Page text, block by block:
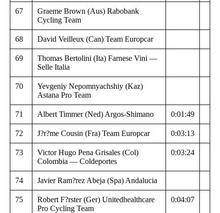
67
Graeme Brown (Aus) Rabobank
Cycling Team
68 David Veilleux (Can) Team Europcar
69
Thomas Bertolini (Ita) Farnese Vini —
Selle Italia
70
Yevgeniy Nepomnyachshiy (Kaz)
Astana Pro Team
71 Albert Timmer (Ned) Argos-Shimano 0:01:49
72 J?r?me Cousin (Fra) Team Europcar 0:03:13
73
Victor Hugo Pena Grisales (Col)
Colombia — Coldeportes
0:03:24
74 Javier Ram?rez Abeja (Spa) Andalucia
75
Robert F?rster (Ger) Unitedhealthcare
Pro Cycling Team
0:04:07